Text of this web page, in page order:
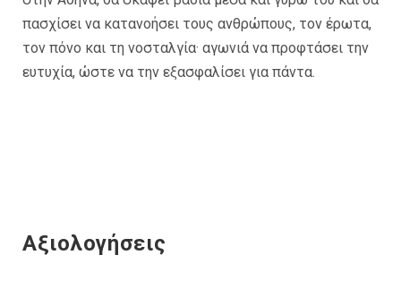
πασχίσει να κατανοήσει τους ανθρώπους, τον έρωτα,
τον πόνο και τη νοσταλγία· αγωνιά να προφτάσει την
ευτυχία, ώστε να την εξασφαλίσει για πάντα.
Αξιολογήσεις